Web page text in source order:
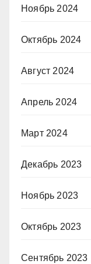
Ноябрь 2024
Октябрь 2024
Август 2024
Апрель 2024
Март 2024
Декабрь 2023
Ноябрь 2023
Октябрь 2023
Сентябрь 2023